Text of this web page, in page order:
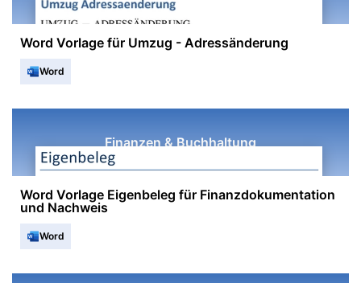
Word Vorlage für Umzug - Adressänderung
Word
Finanzen & Buchhaltung
Word Vorlage Eigenbeleg für Finanzdokumentation
und Nachweis
Word